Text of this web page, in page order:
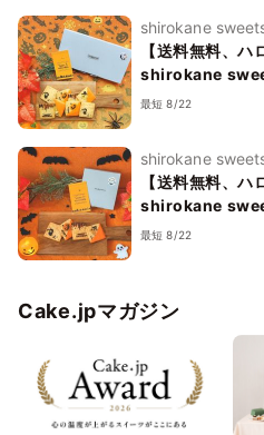
shirokane
【送料無料、ハ
shirokane
手作り白金ハロ
最短 8/22
shirokane
【送料無料、ハ
shirokane
手作り白金ハロ
最短 8/22
Cake.jpマガジン